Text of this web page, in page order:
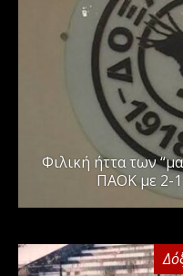
Φιλική ήττα των
ΠΑΟΚ με 2-